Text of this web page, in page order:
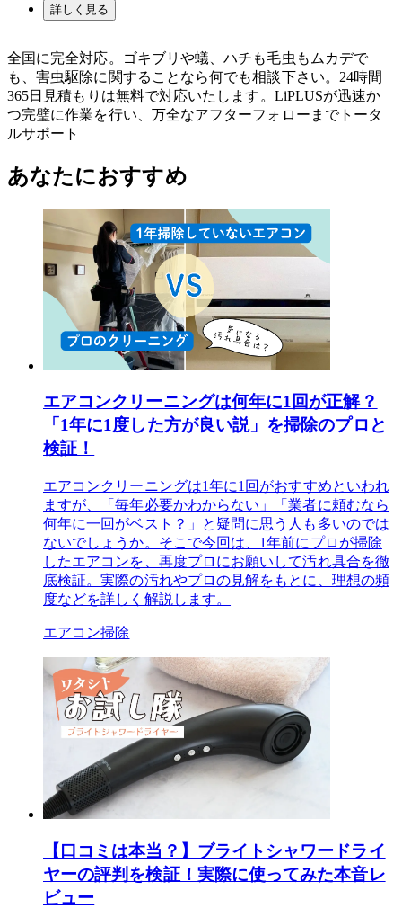
詳しく見る
全国に完全対応。ゴキブリや蟻、ハチも毛虫もムカデで
も、害虫駆除に関することなら何でも相談下さい。24時間
365日見積もりは無料で対応いたします。LiPLUSが迅速か
つ完璧に作業を行い、万全なアフターフォローまでトータ
ルサポート
あなたにおすすめ
エアコンクリーニングは何年に1回が正解？
「1年に1度した方が良い説」を掃除のプロと
検証！
エアコンクリーニングは1年に1回がおすすめといわれ
ますが、「毎年必要かわからない」「業者に頼むなら
何年に一回がベスト？」と疑問に思う人も多いのでは
ないでしょうか。そこで今回は、1年前にプロが掃除
したエアコンを、再度プロにお願いして汚れ具合を徹
底検証。実際の汚れやプロの見解をもとに、理想の頻
度などを詳しく解説します。
エアコン掃除
【口コミは本当？】ブライトシャワードライ
ヤーの評判を検証！実際に使ってみた本音レ
ビュー